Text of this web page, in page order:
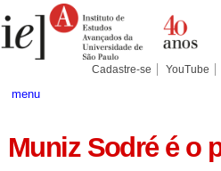
para
conteúdo.
Pessoais
Cadastre-se YouTube
menu
Muniz Sodré é o